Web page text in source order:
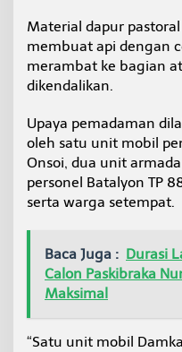
a
a
r
Material dapur
membuat api dengan
merambat ke bagian
dikendalikan.
Upaya pemadaman
oleh satu unit mobil
Onsoi, dua unit
personel Batalyon TP
serta warga setempat.
Baca Juga : Durasi
Calon Paskibraka
Maksimal
“Satu unit mobil